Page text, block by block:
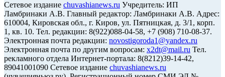
Сетевое издание chuvashianews.ru Учредитель: ИП
Ламбринаки А.В. Главный редактор: Ламбринаки А.В. Адрес:
610004, Кировская обл., г. Киров, ул. Пятницкая, д. 3/1, корп.
1, кв. 10. Тел. редакции: 8(922)088-04-58, +7 (908) 710-08-37.
Электронная почта редакции: novostigoroda1@yandex.ru
Электронная почта по другим вопросам: x2dt@mail.ru Тел.
рекламного отдела Интернет-портала: 8(8212)39-14-42,
89041001090 Сетевое издание chuvashianews.ru